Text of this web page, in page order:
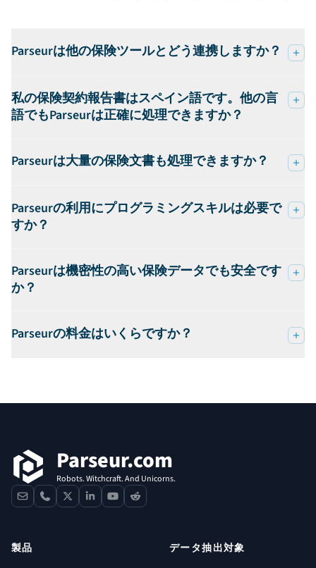
Parseurは他の保険ツールとどう連携しますか？
私の保険契約報告書はスペイン語です。他の言
語でもParseurは正確に処理できますか？
Parseurは大量の保険文書も処理できますか？
Parseurの利用にプログラミングスキルは必要で
すか？
Parseurは機密性の高い保険データでも安全です
か？
Parseurの料金はいくらですか？
Parseur.com
Robots. Witchcraft. And Unicorns.
contactphone
x linkedinyoutube
reddit
製品 データ抽出対象